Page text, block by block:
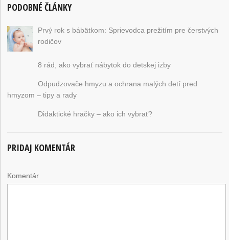
PODOBNÉ ČLÁNKY
Prvý rok s bábätkom: Sprievodca prežitím pre čerstvých
rodičov
8 rád, ako vybrať nábytok do detskej izby
Odpudzovače hmyzu a ochrana malých detí pred
hmyzom – tipy a rady
Didaktické hračky – ako ich vybrať?
PRIDAJ KOMENTÁR
Komentár